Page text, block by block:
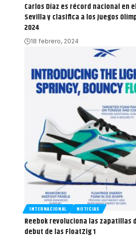
Carlos Díaz es récord nacional en
Sevilla y clasifica a los Juegos
2024
18 febrero, 2024
INTERNACIONAL NOTICIAS
Reebok revoluciona las zapatillas
debut de las FloatZig 1